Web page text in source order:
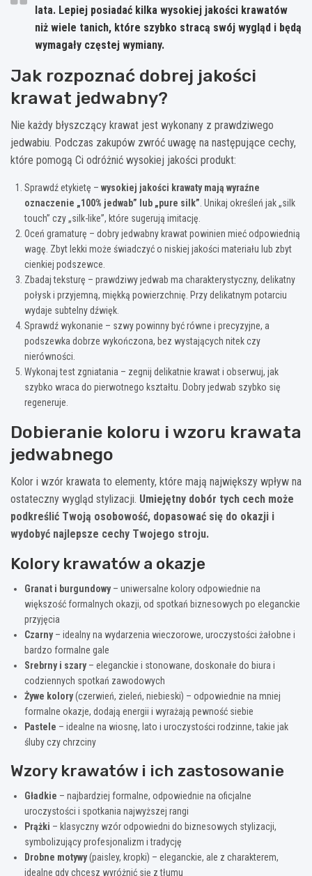
lata. Lepiej posiadać kilka wysokiej jakości krawatów
niż wiele tanich, które szybko stracą swój wygląd i będą
wymagały częstej wymiany.
Jak rozpoznać dobrej jakości
krawat jedwabny?
Nie każdy błyszczący krawat jest wykonany z prawdziwego
jedwabiu. Podczas zakupów zwróć uwagę na następujące cechy,
które pomogą Ci odróżnić wysokiej jakości produkt:
Sprawdź etykietę – wysokiej jakości krawaty mają wyraźne
oznaczenie „100% jedwab” lub „pure silk” . Unikaj określeń jak „silk
touch” czy „silk-like”, które sugerują imitację.
Oceń gramaturę – dobry jedwabny krawat powinien mieć odpowiednią
wagę. Zbyt lekki może świadczyć o niskiej jakości materiału lub zbyt
cienkiej podszewce.
Zbadaj teksturę – prawdziwy jedwab ma charakterystyczny, delikatny
połysk i przyjemną, miękką powierzchnię. Przy delikatnym potarciu
wydaje subtelny dźwięk.
Sprawdź wykonanie – szwy powinny być równe i precyzyjne, a
podszewka dobrze wykończona, bez wystających nitek czy
nierówności.
Wykonaj test zgniatania – zegnij delikatnie krawat i obserwuj, jak
szybko wraca do pierwotnego kształtu. Dobry jedwab szybko się
regeneruje.
Dobieranie koloru i wzoru krawata
jedwabnego
Kolor i wzór krawata to elementy, które mają największy wpływ na
ostateczny wygląd stylizacji. Umiejętny dobór tych cech może
podkreślić Twoją osobowość, dopasować się do okazji i
wydobyć najlepsze cechy Twojego stroju.
Kolory krawatów a okazje
Granat i burgundowy– uniwersalne kolory odpowiednie na
większość formalnych okazji, od spotkań biznesowych po eleganckie
przyjęcia
Czarny– idealny na wydarzenia wieczorowe, uroczystości żałobne i
bardzo formalne gale
Srebrny i szary– eleganckie i stonowane, doskonałe do biura i
codziennych spotkań zawodowych
Żywe kolory(czerwień, zieleń, niebieski) – odpowiednie na mniej
formalne okazje, dodają energii i wyrażają pewność siebie
Pastele – idealne na wiosnę, lato i uroczystości rodzinne, takie jak
śluby czy chrzciny
Wzory krawatów i ich zastosowanie
Gładkie – najbardziej formalne, odpowiednie na oficjalne
uroczystości i spotkania najwyższej rangi
Prążki – klasyczny wzór odpowiedni do biznesowych stylizacji,
symbolizujący profesjonalizm i tradycję
Drobne motywy(paisley, kropki) – eleganckie, ale z charakterem,
idealne gdy chcesz wyróżnić się z tłumu